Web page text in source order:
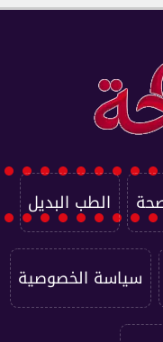
الطب البديل
سياسة الخصوصية